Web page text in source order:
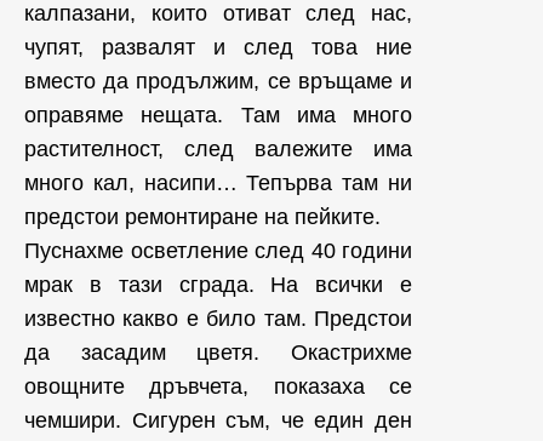
калпазани, които отиват след нас,
чупят, развалят и след това ние
вместо да продължим, се връщаме и
оправяме нещата. Там има много
растителност, след валежите има
много кал, насипи… Тепърва там ни
предстои ремонтиране на пейките.
Пуснахме осветление след 40 години
мрак в тази сграда. На всички е
известно какво е било там. Предстои
да засадим цветя. Окастрихме
овощните дръвчета, показаха се
чемшири. Сигурен съм, че един ден